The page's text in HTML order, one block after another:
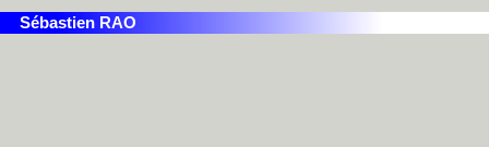
Sébastien RAO